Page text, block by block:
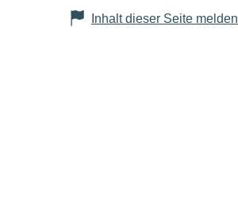
Inhalt dieser Seite melden